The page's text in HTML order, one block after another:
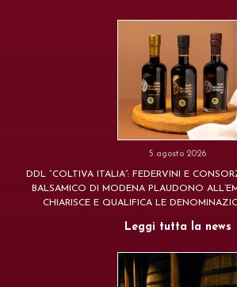
5 agosto 2026
DDL “COLTIVA ITALIA”: FEDERVINI E
BALSAMICO DI MODENA PLAUDONO
CHIARISCE E QUALIFICA LE
Leggi tutta la news